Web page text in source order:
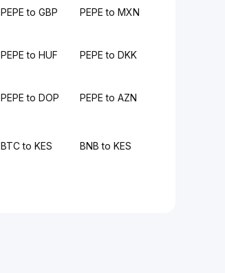
PEPE to GBP PEPE to MXN
PEPE to HUF PEPE to DKK
PEPE to DOP PEPE to AZN
BTC to KES BNB to KES